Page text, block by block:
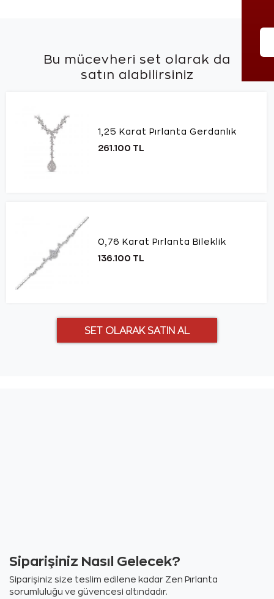
Bu mücevheri set olarak da
satın alabilirsiniz
1,25 Karat Pırlanta Gerdanlık
261.100 TL
0,76 Karat Pırlanta Bileklik
136.100 TL
Siparişiniz Nasıl Gelecek?
Siparişiniz size teslim edilene kadar Zen Pırlanta
sorumluluğu ve güvencesi altındadır.